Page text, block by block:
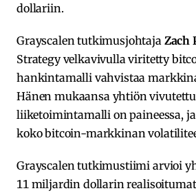
dollariin.
Grayscalen tutkimusjohtaja Zach
Strategy velkavivulla viritetty
hankintamalli vahvistaa
Hänen mukaansa yhtiön vivutettu
liiketoimintamalli on paineessa,
koko bitcoin-markkinan
Grayscalen tutkimustiimi arvioi
11 miljardin dollarin